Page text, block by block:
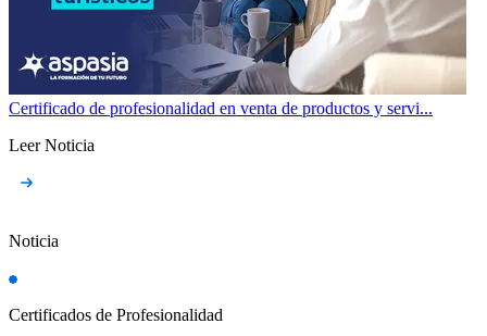
Certificado de profesionalidad en venta de productos y servi...
Leer Noticia
Noticia
Certificados de Profesionalidad